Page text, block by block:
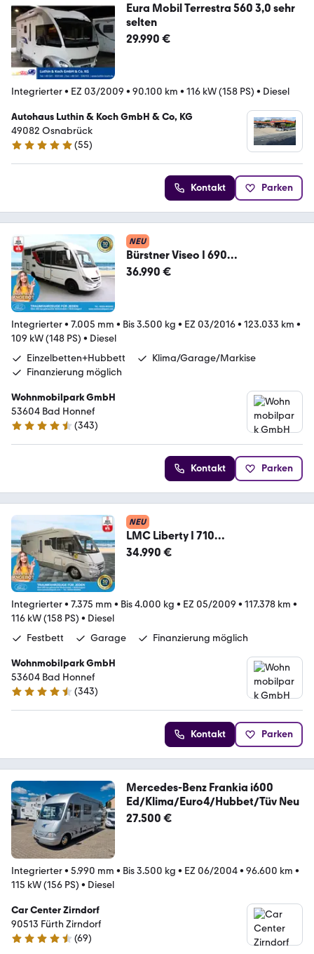
Eura Mobil Terrestra 560 3,0 sehr
selten
29.990 €
Integrierter• EZ 03/2009 • 90.100 km • 116 kW (158 PS) • Diesel
Autohaus Luthin & Koch GmbH & Co, KG
49082 Osnabrück
4.9 Sterne
(55)
Kontakt Parken
NEU
Bürstner Viseo I 690
G/Einzelbetten+Hubbett/Garage/
36.990 €
Integrierter• 7.005 mm • Bis 3.500 kg • EZ 03/2016• 123.033 km •
109 kW (148 PS) • Diesel
Einzelbetten+Hubbett
Klima/Garage/Markise
Finanzierung möglich
Wohnmobilpark GmbH
53604 Bad Honnef
4.3 Sterne
(343)
Kontakt Parken
NEU
LMC Liberty I 710
Explorer/Festbett/Garage/Markis
34.990 €
Integrierter• 7.375 mm • Bis 4.000 kg • EZ 05/2009 • 117.378 km •
116 kW (158 PS) • Diesel
Festbett
Garage Finanzierung möglich
Wohnmobilpark GmbH
53604 Bad Honnef
4.3 Sterne
(343)
Kontakt Parken
Mercedes-Benz Frankia i600
Ed/Klima/Euro4/Hubbet/Tüv Neu
27.500 €
Integrierter• 5.990 mm • Bis 3.500 kg • EZ 06/2004• 96.600 km •
115 kW (156 PS) • Diesel
Car Center Zirndorf
90513 Fürth Zirndorf
4.6 Sterne
(69)